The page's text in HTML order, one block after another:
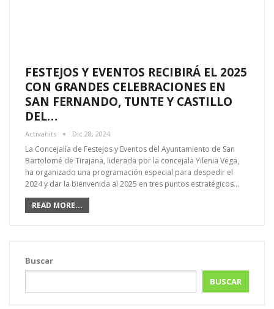
FESTEJOS Y EVENTOS RECIBIRÁ EL 2025
CON GRANDES CELEBRACIONES EN
SAN FERNANDO, TUNTE Y CASTILLO
DEL…
Activahits Dic 28, 2024
La Concejalía de Festejos y Eventos del Ayuntamiento de San
Bartolomé de Tirajana, liderada por la concejala Yilenia Vega,
ha organizado una programación especial para despedir el
2024 y dar la bienvenida al 2025 en tres puntos estratégicos…
READ MORE...
Buscar
BUSCAR